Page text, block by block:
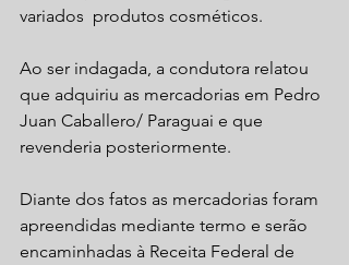
variados  produtos cosméticos.
Ao ser indagada, a condutora relatou
que adquiriu as mercadorias em Pedro
Juan Caballero/ Paraguai e que
revenderia posteriormente.
Diante dos fatos as mercadorias foram
apreendidas mediante termo e serão
encaminhadas à Receita Federal de